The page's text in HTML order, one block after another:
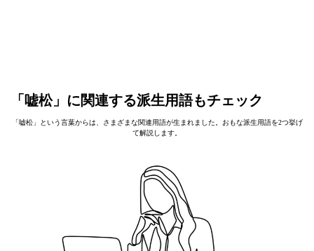
「嘘松」に関連する派生用語もチェック
「嘘松」という言葉からは、さまざまな関連用語が生まれました。おもな派生用語を2つ挙げ
て解説します。